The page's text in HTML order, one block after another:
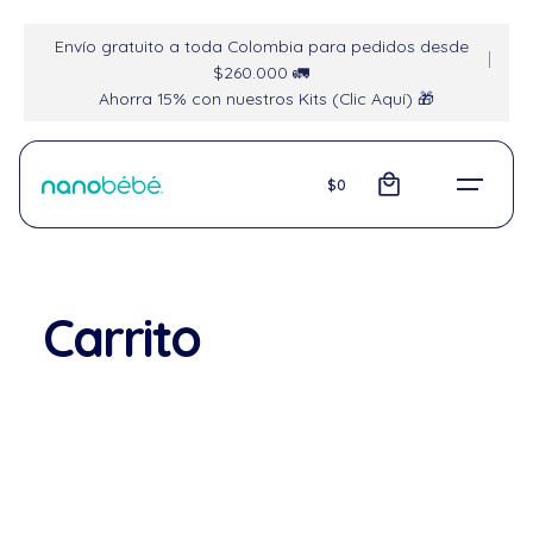
Envío gratuito a toda Colombia para pedidos desde
$260.000 🚛
Ahorra 15% con nuestros Kits (Clic Aquí) 🎁
$0
Carrito